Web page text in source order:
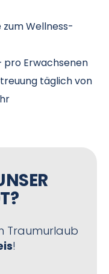
Wellness-
pro Erwachsenen
täglich von
Traumurlaub
!